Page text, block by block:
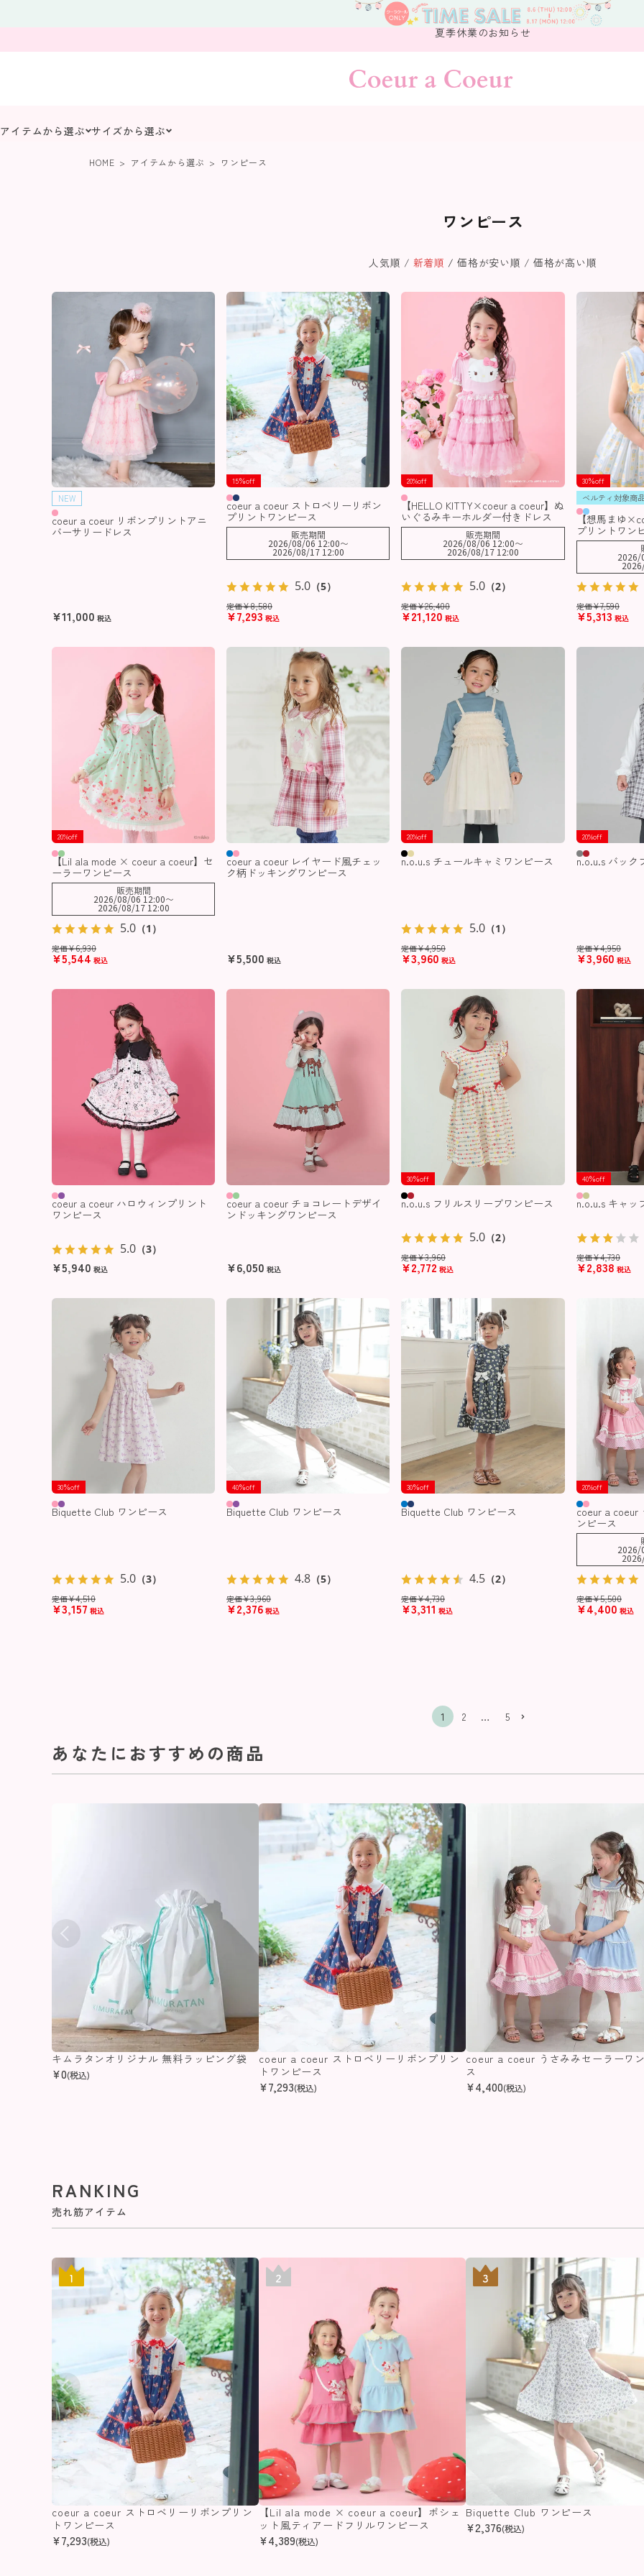
夏季休業のお知らせ
アイテムから選ぶ サイズから選ぶ
HOME アイテムから選ぶ ワンピース
ワンピース
人気順 新着順 価格が安い順 価格が高い順
coeur a coeur リボンプリントアニ
バーサリードレス
NEW
¥11,000 税込
15％off
coeur a coeur ストロベリーリボン
プリントワンピース
定価¥8,580
¥7,293 税込
5.0 （5）
販売期間
2026/08/06 12:00〜
2026/08/17 12:00
20%off
【HELLO KITTY×coeur a coeur】ぬ
いぐるみキーホルダー付きドレス
定価¥26,400
¥21,120 税込
5.0 （2）
販売期間
2026/08/06 12:00〜
2026/08/17 12:00
30％off
【想馬まゆ
プリントワン
ベルティ対象商
定価¥7,590
¥5,313 税込
2026/
20%off
【Lil ala mode × coeur a coeur】セ
ーラーワンピース
定価¥6,930
¥5,544 税込
5.0 （1）
販売期間
2026/08/06 12:00〜
2026/08/17 12:00
coeur a coeur レイヤード風チェッ
ク柄ドッキングワンピース
¥5,500 税込
20%off
n.o.u.s チュールキャミワンピース
定価¥4,950
¥3,960 税込
5.0 （1）
20%off
n.o.u.s バック
定価¥4,950
¥3,960 税込
coeur a coeur ハロウィンプリント
ワンピース
¥5,940 税込
5.0 （3）
coeur a coeur チョコレートデザイ
ンドッキングワンピース
¥6,050 税込
30％off
n.o.u.s フリルスリーブワンピース
定価¥3,960
¥2,772 税込
5.0 （2）
40％off
n.o.u.s キャッ
定価¥4,730
¥2,838 税込
30％off
Biquette Club ワンピース
定価¥4,510
¥3,157 税込
5.0 （3）
40％off
Biquette Club ワンピース
定価¥3,960
¥2,376 税込
4.8 （5）
30％off
Biquette Club ワンピース
定価¥4,730
¥3,311 税込
4.5 （2）
20%off
coeur a coeur
ンピース
定価¥5,500
¥4,400 税込
2026/
1 2 … 5
あなたにおすすめの商品
キムラタンオリジナル 無料ラッピング袋
¥0(税込)
coeur a coeur ストロベリーリボンプリン
トワンピース
¥7,293(税込)
coeur a coeur うさみみセーラーワ
ス
¥4,400(税込)
RANKING
売れ筋アイテム
coeur a coeur ストロベリーリボンプリン
トワンピース
¥7,293(税込)
【Lil ala mode × coeur a coeur】ポシェ
ット風ティアードフリルワンピース
¥4,389(税込)
Biquette Club ワンピース
¥2,376(税込)